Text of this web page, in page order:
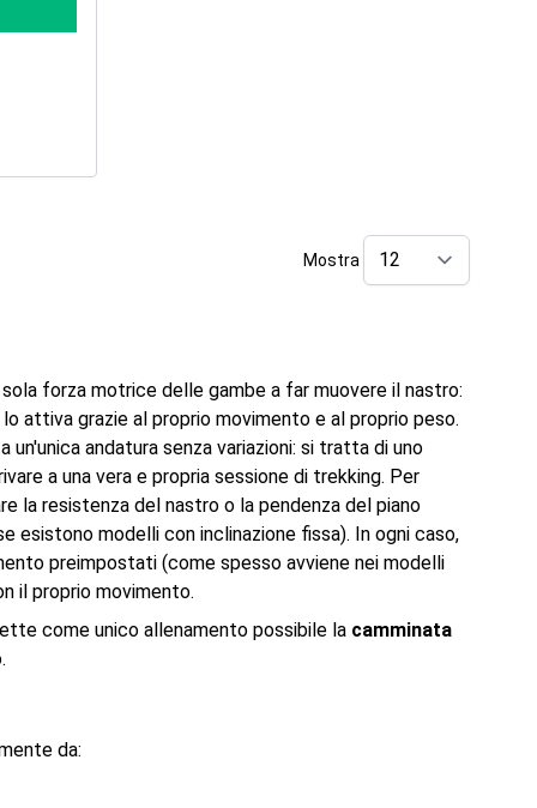
Mostra
sola forza motrice delle gambe a far muovere il nastro:
attiva grazie al proprio movimento e al proprio peso.
andatura senza variazioni: si tratta di uno
a una vera e propria sessione di trekking. Per
la resistenza del nastro o la pendenza del piano
esistono modelli con inclinazione fissa). In ogni caso,
preimpostati (come spesso avviene nei modelli
il proprio movimento.
come unico allenamento possibile la camminata
da: